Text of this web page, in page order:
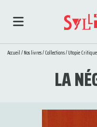
Accueil/Nos livres/Collections/Utopie Critique
LA